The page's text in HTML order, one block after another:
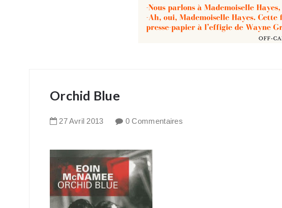
Orchid Blue
27Avril 2013 0 Commentaires